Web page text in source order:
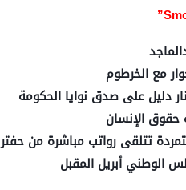
مع الخرطوم
دليل على صدق نوايا الحكومة
حقوق الإنسان
تتلقى رواتب مباشرة من حفتر
الوطني أبريل المقبل